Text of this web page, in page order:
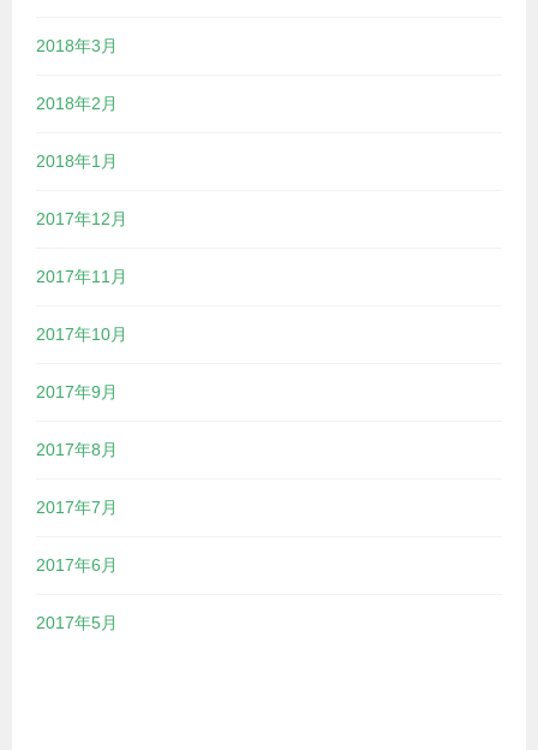
2018年3月
2018年2月
2018年1月
2017年12月
2017年11月
2017年10月
2017年9月
2017年8月
2017年7月
2017年6月
2017年5月